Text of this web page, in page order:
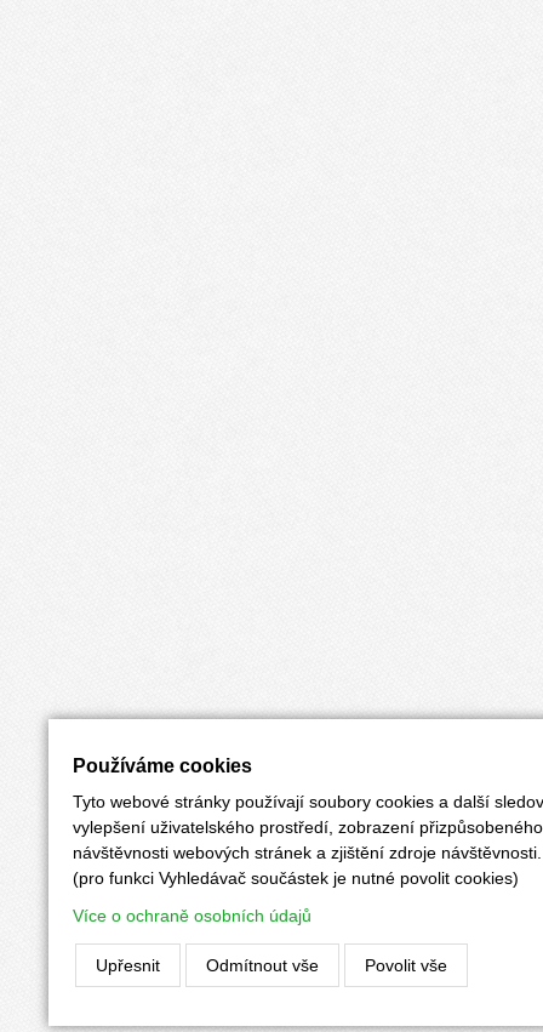
Používáme cookies
Tyto webové stránky používají soubory cookies a další
vylepšení uživatelského prostředí, zobrazení
návštěvnosti webových stránek a zjištění zdroje návštěvnosti.
(pro funkci Vyhledávač součástek je nutné povolit cookies)
Více o ochraně osobních údajů
Upřesnit Odmítnout vše Povolit vše